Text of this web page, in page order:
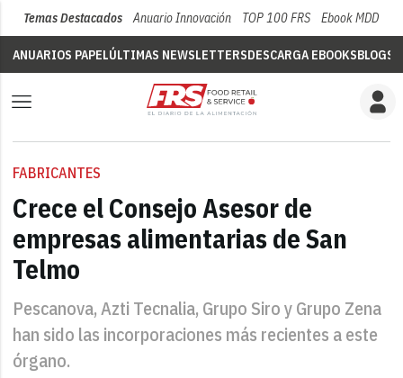
Temas Destacados Anuario Innovación TOP 100 FRS Ebook MDD
ANUARIOS PAPELÚLTIMAS NEWSLETTERSDESCARGA EBOOKSBLOGS
FABRICANTES
Crece el Consejo Asesor de
empresas alimentarias de San
Telmo
Pescanova, Azti Tecnalia, Grupo Siro y Grupo Zena
han sido las incorporaciones más recientes a este
órgano.